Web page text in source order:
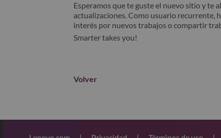
Esperamos que te guste el nuevo sitio y te
actualizaciones. Como usuario recurrente,
interés por nuevos trabajos o compartir
Smarter takes you!
Volver